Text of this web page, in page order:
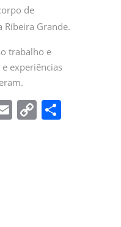
de
Grande.
trabalho e
experiências
E C